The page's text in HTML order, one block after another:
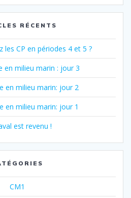
:
RÉCENTS
les CP en périodes 4 et 5 ?
en milieu marin : jour 3
en milieu marin: jour 2
en milieu marin: jour 1
est revenu !
CM1